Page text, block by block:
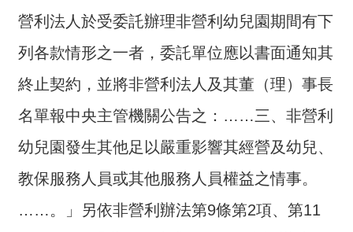
簡
介
主
題
策
訊
息
快
營利法人於受委託辦理非營利幼兒園期間有下
列各款情形之一者，委託單位應以書面通知其
終止契約，並將非營利法人及其董（理）事長
名單報中央主管機關公告之：……三、非營利
幼兒園發生其他足以嚴重影響其經營及幼兒、
教保服務人員或其他服務人員權益之情事。
……。」另依非營利辦法第9條第2項、第11